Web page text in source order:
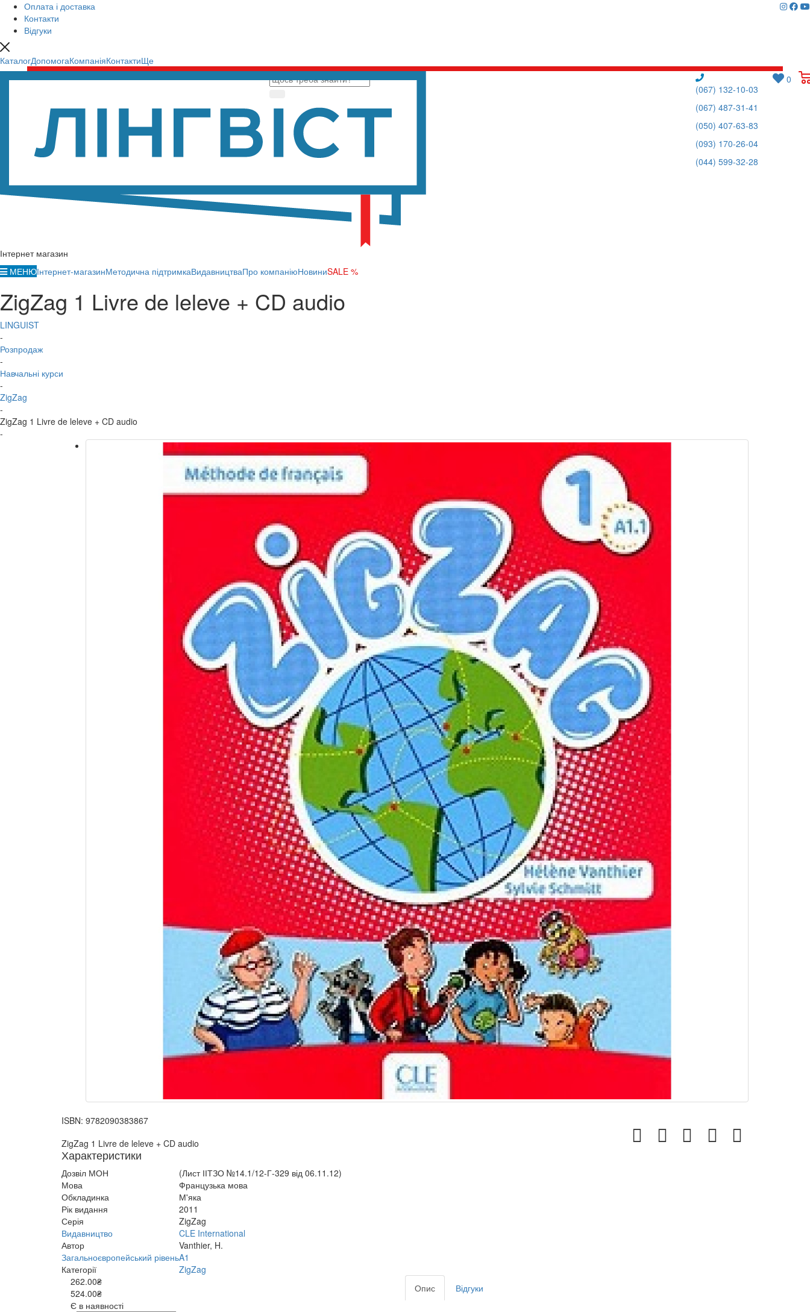
Оплата і доставка
Контакти
Відгуки
КаталогДопомогаКомпаніяКонтактиЩе
Інтернет магазин
0
(067) 132-10-03
(067) 487-31-41
(050) 407-63-83
(093) 170-26-04
(044) 599-32-28
МЕНЮІнтернет-магазинМетодична підтримкаВидавництваПро компаніюНовиниSALE %
ZigZag 1 Livre de leleve + CD audio
LINGUIST
-
Розпродаж
-
Навчальні курси
-
ZigZag
-
ZigZag 1 Livre de leleve + CD audio
-
ISBN: 9782090383867
ZigZag 1 Livre de leleve + CD audio
Характеристики
Дозвіл МОН
(Лист ІІТЗО №14.1/12-Г-329 від 06.11.12)
Мова
Французька мова
Обкладинка
М'яка
Рік видання
2011
Серія
ZigZag
Видавництво
CLE International
Автор
Vanthier, H.
Загальноєвропейський рівеньA1
Категорії
ZigZag
262.00₴
524.00₴
Є в наявності
Опис Відгуки